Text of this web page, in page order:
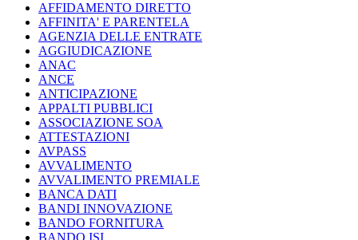
AFFIDAMENTO DIRETTO
AFFINITA' E PARENTELA
AGENZIA DELLE ENTRATE
AGGIUDICAZIONE
ANAC
ANCE
ANTICIPAZIONE
APPALTI PUBBLICI
ASSOCIAZIONE SOA
ATTESTAZIONI
AVPASS
AVVALIMENTO
AVVALIMENTO PREMIALE
BANCA DATI
BANDI INNOVAZIONE
BANDO FORNITURA